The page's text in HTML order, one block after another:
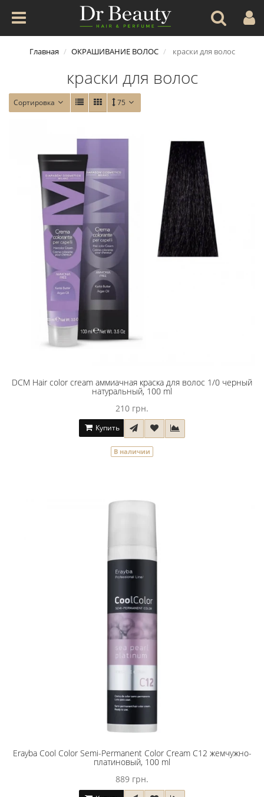
Главная ОКРАШИВАНИЕ ВОЛОС краски для волос
краски для волос
Сортировка 75
DCM Hair color cream аммиачная краска для волос 1/0 черный
натуральный, 100 ml
210 грн.
Купить
В наличии
Erayba Cool Color Semi-Permanent Color Cream C12 жемчужно-
платиновый, 100 ml
889 грн.